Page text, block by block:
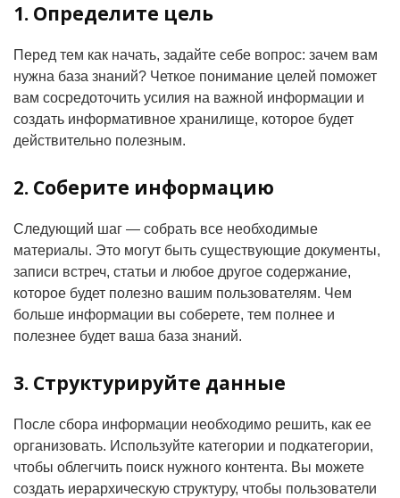
1. Определите цель
Перед тем как начать, задайте себе вопрос: зачем вам
нужна база знаний? Четкое понимание целей поможет
вам сосредоточить усилия на важной информации и
создать информативное хранилище, которое будет
действительно полезным.
2. Соберите информацию
Следующий шаг — собрать все необходимые
материалы. Это могут быть существующие документы,
записи встреч, статьи и любое другое содержание,
которое будет полезно вашим пользователям. Чем
больше информации вы соберете, тем полнее и
полезнее будет ваша база знаний.
3. Структурируйте данные
После сбора информации необходимо решить, как ее
организовать. Используйте категории и подкатегории,
чтобы облегчить поиск нужного контента. Вы можете
создать иерархическую структуру, чтобы пользователи